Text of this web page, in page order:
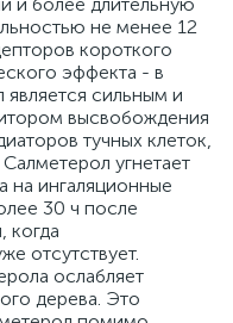
не менее 12
короткого
эффекта - в
сильным и
высвобождения
тучных клеток,
угнетает
ингаляционные
30 ч после
когда
отсутствует.
ослабляет
дерева. Это